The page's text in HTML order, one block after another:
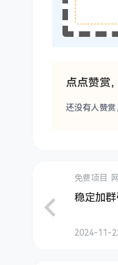
点点赞赏
还没有人赞赏
免费项目
稳定加
2024-11-